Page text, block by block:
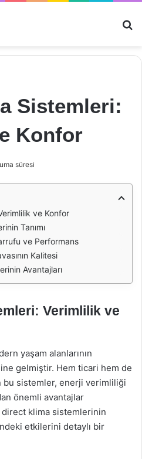
Sistemleri:
Konfor
süresi
ve Konfor
Tanımı
ve Performans
Kalitesi
Avantajları
Verimlilik ve
yaşam alanlarının
gelmiştir. Hem ticari hem de
bu sistemler, enerji verimliliği
önemli avantajlar
direct klima sistemlerinin
etkilerini detaylı bir